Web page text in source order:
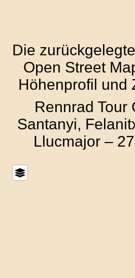
Die
Open Street
Höhenprofil und
Rennrad Tour
Santanyi,
Llucmajor –